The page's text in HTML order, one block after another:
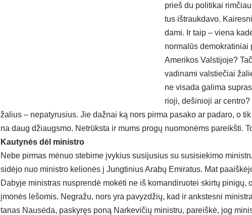
prieš du po­li­ti­kai
tus iš­trauk­da­vo.
da­mi. Ir taip – vie­na
nor­ma­lūs de­mok­ra­ti­niai
Ame­ri­kos Vals­ti­jo­je?
va­di­na­mi vals­tie­čiai
ne vi­sa­da ga­li­ma
rio­ji, de­ši­nio­ji ar
ža­lius – ne­pa­ty­ru­sius. Jie daž­nai ką nors pir­ma pa­sa­ko ar pa­da­ro, o
na daug džiaugs­mo. Net­rūks­ta ir mums pro­gų nuo­mo­nėms pa­reikš­ti.
Kau­ty­nės dėl mi­nist­ro
Ne­be pir­mas mė­nuo ste­bi­me įvy­kius su­si­ju­sius su su­si­sie­ki­mo
si­dė­jo nuo mi­nist­ro ke­lio­nės į Jung­ti­nius Ara­bų Emi­ra­tus. Mat
Da­by­je mi­nist­ras nu­spren­dė mo­kė­ti ne iš ko­man­di­ruo­tei skir­tų
įmo­nės lė­šo­mis. Neg­ra­žu, nors yra pa­vyz­džių, kad ir anks­tes­ni
ta­nas Nau­sė­da, pa­sky­ręs po­ną Nar­ke­vi­čių mi­nist­ru, pa­reiš­kė, jog